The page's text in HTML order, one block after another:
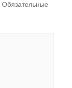
Обязательные